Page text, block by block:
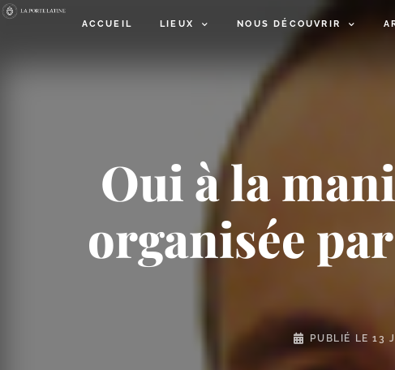
ACCUEIL LIEUX NOUS DÉCOUVRIR
Oui à la
organisée
PUBLIÉ LE13